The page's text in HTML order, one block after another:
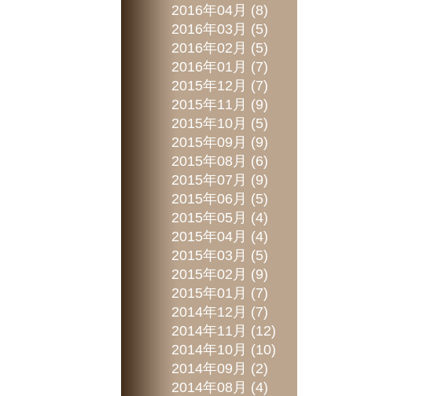
2016年04月 (8)
2016年03月 (5)
2016年02月 (5)
2016年01月 (7)
2015年12月 (7)
2015年11月 (9)
2015年10月 (5)
2015年09月 (9)
2015年08月 (6)
2015年07月 (9)
2015年06月 (5)
2015年05月 (4)
2015年04月 (4)
2015年03月 (5)
2015年02月 (9)
2015年01月 (7)
2014年12月 (7)
2014年11月 (12)
2014年10月 (10)
2014年09月 (2)
2014年08月 (4)